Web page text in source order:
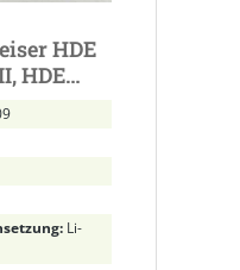
HDE
3,7V,
Li-